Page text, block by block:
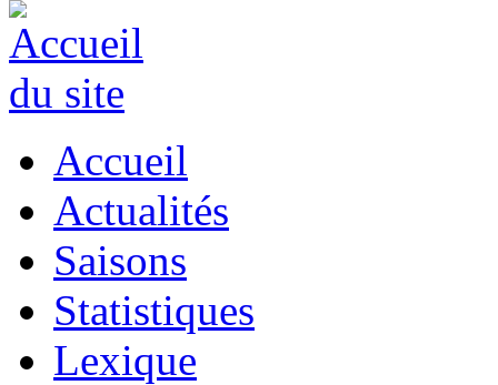
Accueil
Actualités
Saisons
Statistiques
Lexique